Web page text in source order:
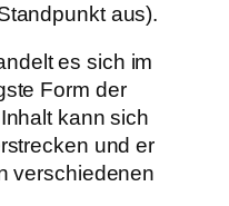
aus).
es sich im
Form der
kann sich
und er
verschiedenen